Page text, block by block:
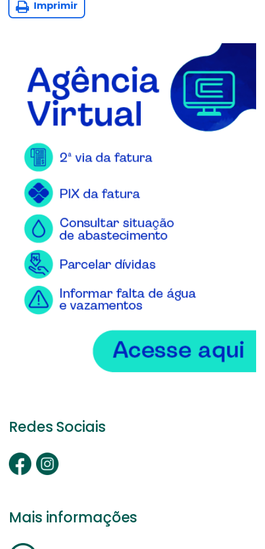
Imprimir
Redes Sociais
Mais informações